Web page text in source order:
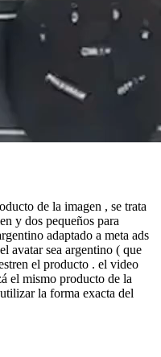
de la imagen , se trata
y dos pequeños para
avatar sea argentino ( que
el producto . el video
el mismo producto de la
la forma exacta del